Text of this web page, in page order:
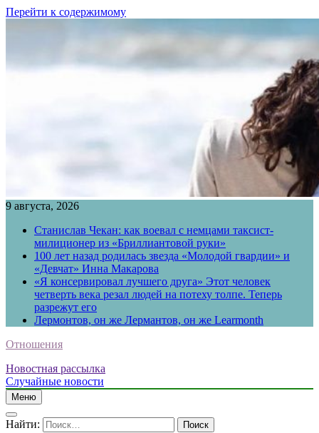
Перейти к содержимому
9 августа, 2026
Станислав Чекан: как воевал с немцами таксист-
милиционер из «Бриллиантовой руки»
100 лет назад родилась звезда «Молодой гвардии» и
«Девчат» Инна Макарова
«Я консервировал лучшего друга» Этот человек
четверть века резал людей на потеху толпе. Теперь
разрежут его
Лермонтов, он же Лермантов, он же Learmonth
Отношения
Новостная рассылка
Случайные новости
Меню
Найти: